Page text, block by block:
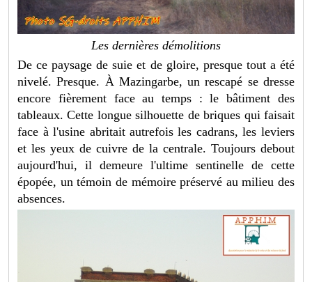
Les dernières démolitions
De ce paysage de suie et de gloire, presque tout a été
nivelé. Presque. À Mazingarbe, un rescapé se dresse
encore fièrement face au temps : le bâtiment des
tableaux. Cette longue silhouette de briques qui faisait
face à l'usine abritait autrefois les cadrans, les leviers
et les yeux de cuivre de la centrale. Toujours debout
aujourd'hui, il demeure l'ultime sentinelle de cette
épopée, un témoin de mémoire préservé au milieu des
absences.